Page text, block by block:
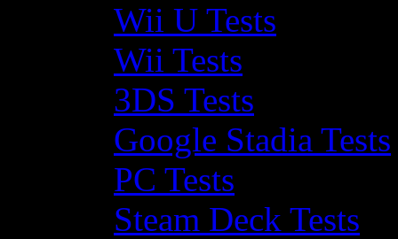
Wii U Tests
Wii Tests
3DS Tests
Google Stadia Tests
PC Tests
Steam Deck Tests